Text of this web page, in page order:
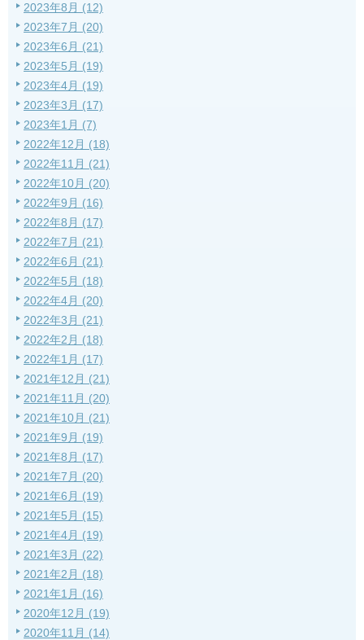
2023年8月 (12)
2023年7月 (20)
2023年6月 (21)
2023年5月 (19)
2023年4月 (19)
2023年3月 (17)
2023年1月 (7)
2022年12月 (18)
2022年11月 (21)
2022年10月 (20)
2022年9月 (16)
2022年8月 (17)
2022年7月 (21)
2022年6月 (21)
2022年5月 (18)
2022年4月 (20)
2022年3月 (21)
2022年2月 (18)
2022年1月 (17)
2021年12月 (21)
2021年11月 (20)
2021年10月 (21)
2021年9月 (19)
2021年8月 (17)
2021年7月 (20)
2021年6月 (19)
2021年5月 (15)
2021年4月 (19)
2021年3月 (22)
2021年2月 (18)
2021年1月 (16)
2020年12月 (19)
2020年11月 (14)